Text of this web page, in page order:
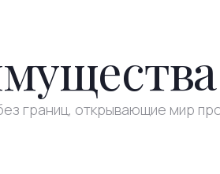
границ, открывающие мир